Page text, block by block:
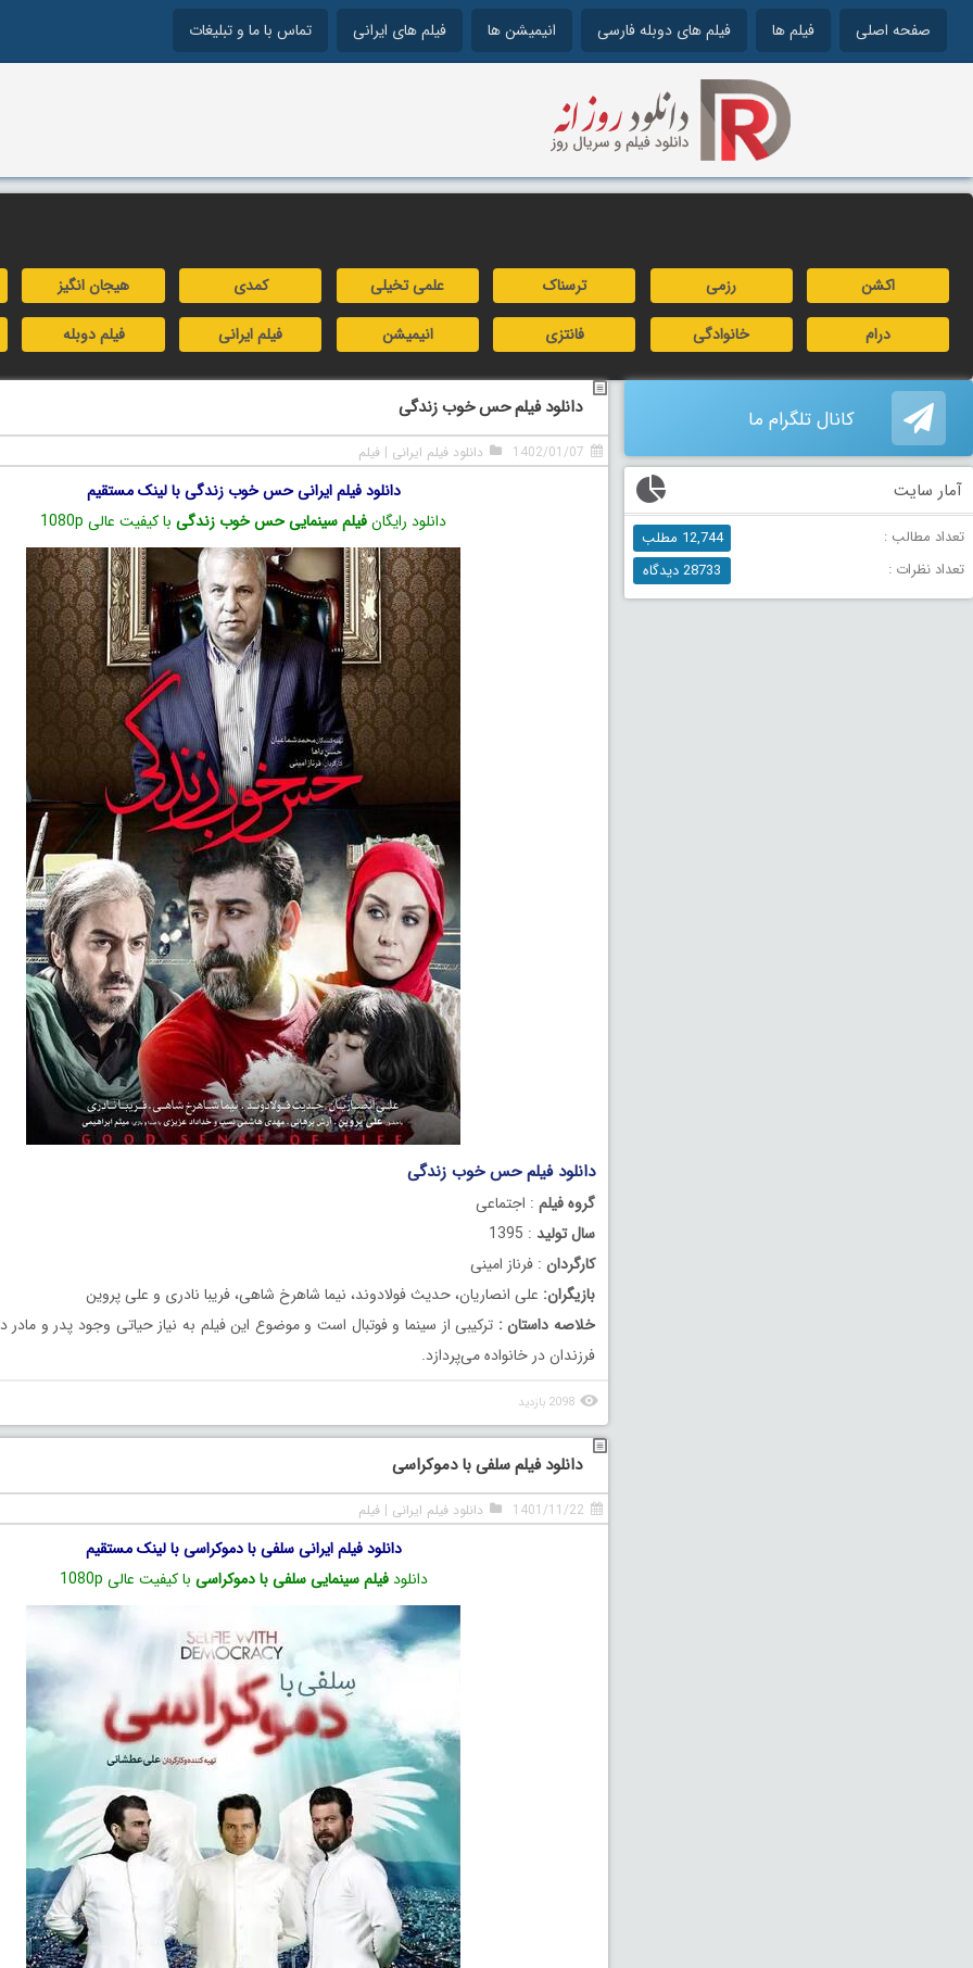
صفحه اصلی فیلم ها فیلم های دوبله فارسی انیمیشن ها فیلم های ایرانی تماس با ما و تبلیغات
اکشن رزمی ترسناک علمی تخیلی کمدی هیجان انگیز
درام خانوادگی فانتزی انیمیشن فیلم ایرانی فیلم دوبله
دانلود فیلم حس خوب زندگی
1402/01/07 دانلود فیلم ایرانی | فیلم
دانلود فیلم ایرانی حس خوب زندگی با لینک مستقیم
دانلود رایگانفیلم سینمایی حس خوب زندگی با کیفیت عالی 1080p
دانلود فیلم حس خوب زندگی
گروه فیلم : اجتماعی
سال تولید : 1395
کارگردان : فرناز امینی
بازیگران: علی انصاریان، حدیث فولادوند، نیما شاهرخ شاهی، فریبا نادری و علی پروین
خلاصه داستان : ترکیبی از سینما و فوتبال است و موضوع این فیلم به نیاز حیاتی وجود پدر و مادر
فرزندان در خانواده می‌پردازد.
2098 بازدید
دانلود فیلم سلفی با دموکراسی
1401/11/22 دانلود فیلم ایرانی | فیلم
دانلود فیلم ایرانی سلفی با دموکراسی با لینک مستقیم
دانلودفیلم سینمایی سلفی با دموکراسی با کیفیت عالی 1080p
کانال تلگرام ما
آمار سایت
تعداد مطالب :
12,744 مطلب
تعداد نظرات :
28733 دیدگاه